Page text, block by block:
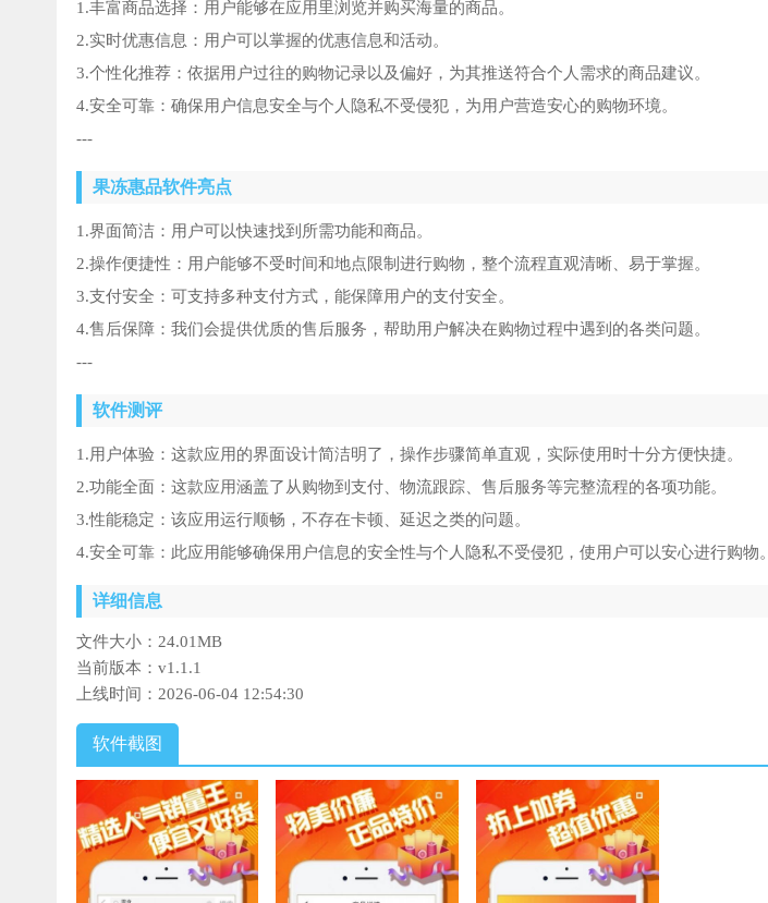
1.丰富商品选择：用户能够在应用里浏览并购买海量的商品。
2.实时优惠信息：用户可以掌握的优惠信息和活动。
3.个性化推荐：依据用户过往的购物记录以及偏好，为其推送符合个人需求的商品建议。
4.安全可靠：确保用户信息安全与个人隐私不受侵犯，为用户营造安心的购物环境。
---
果冻惠品软件亮点
1.界面简洁：用户可以快速找到所需功能和商品。
2.操作便捷性：用户能够不受时间和地点限制进行购物，整个流程直观清晰、易于掌握。
3.支付安全：可支持多种支付方式，能保障用户的支付安全。
4.售后保障：我们会提供优质的售后服务，帮助用户解决在购物过程中遇到的各类问题。
---
软件测评
1.用户体验：这款应用的界面设计简洁明了，操作步骤简单直观，实际使用时十分方便快捷。
2.功能全面：这款应用涵盖了从购物到支付、物流跟踪、售后服务等完整流程的各项功能。
3.性能稳定：该应用运行顺畅，不存在卡顿、延迟之类的问题。
4.安全可靠：此应用能够确保用户信息的安全性与个人隐私不受侵犯，使用户可以安心进行购物。
详细信息
文件大小： 24.01MB
当前版本： v1.1.1
上线时间： 2026-06-04 12:54:30
软件截图